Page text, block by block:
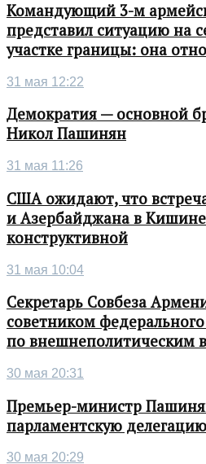
Командующий 3-м
представил ситуацию на
участке границы: она
31 мая 12:22
Демократия — основной
Никол Пашинян
31 мая 11:26
США ожидают, что
и Азербайджана в
конструктивной
31 мая 10:04
Секретарь Совбеза
советником
по внешнеполитическим
30 мая 20:31
Премьер-министр
парламентскую
30 мая 20:29